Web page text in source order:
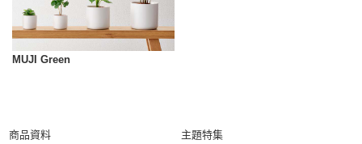
MUJI Green
商品資料 主題特集